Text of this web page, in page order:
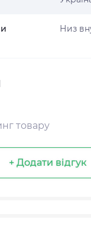
Низ
товару
+ Додати відгук